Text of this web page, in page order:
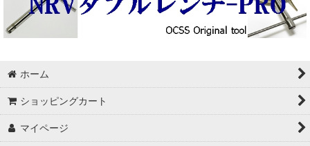
ホーム
ショッピングカート
マイページ